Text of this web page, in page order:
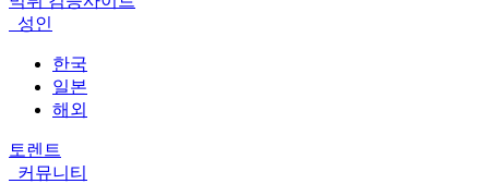
성인
한국
일본
해외
토렌트
커뮤니티